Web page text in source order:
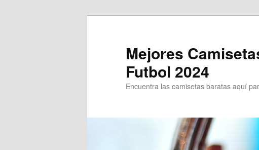
Mejores
Futbol 2024
Encuentra las camisetas baratas aquí